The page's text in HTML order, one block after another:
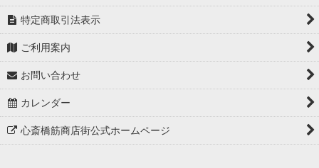
特定商取引法表示
ご利用案内
お問い合わせ
カレンダー
心斎橋筋商店街公式ホームページ